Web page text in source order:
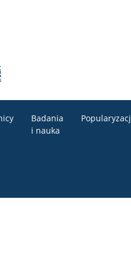
Badania
i nauka